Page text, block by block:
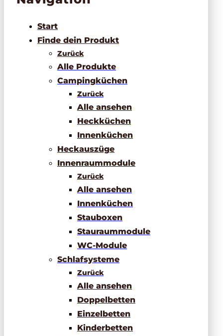
Start
Finde dein Produkt
Zurück
Alle Produkte
Campingküchen
Zurück
Alle ansehen
Heckküchen
Innenküchen
Heckauszüge
Innenraummodule
Zurück
Alle ansehen
Innenküchen
Stauboxen
Stauraummodule
WC-Module
Schlafsysteme
Zurück
Alle ansehen
Doppelbetten
Einzelbetten
Kinderbetten